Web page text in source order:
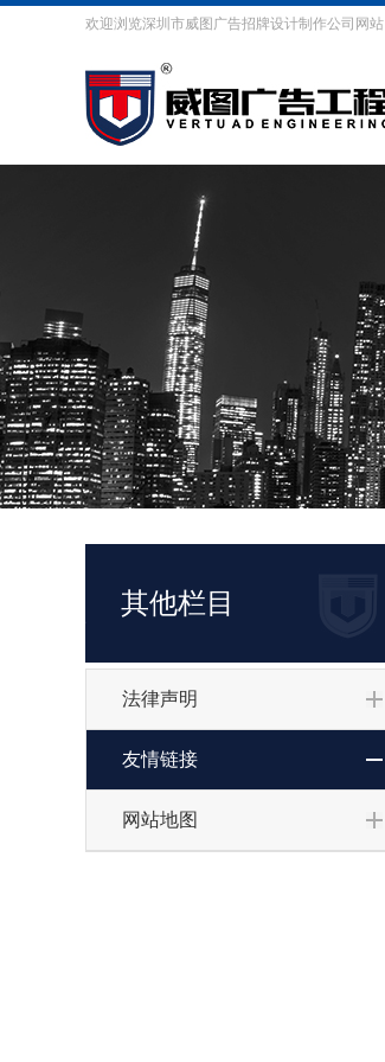
欢迎浏览深圳市威图广告招牌设计制作公司网站
其他栏目
法律声明
友情链接
网站地图